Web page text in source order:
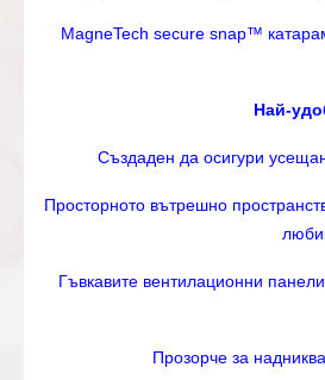
MagneTech secure snap™
Най-
Създаден да осигури
Просторното вътрешно
Гъвкавите вентилационни
Прозорче за